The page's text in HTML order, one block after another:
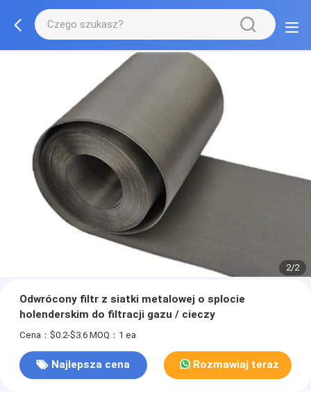
2/2
Odwrócony filtr z siatki metalowej o splocie
holenderskim do filtracji gazu / cieczy
Cena：$0.2-$3.6 MOQ：1 ea
Najlepsza cena Rozmawiaj teraz